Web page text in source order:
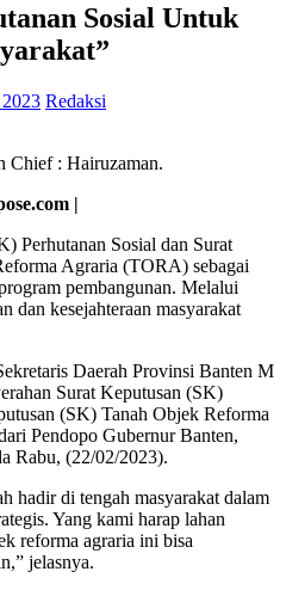
Sosial Untuk
Redaksi
Chief : Hairuzaman.
|
Perhutanan Sosial dan Surat
Agraria (TORA) sebagai
pembangunan. Melalui
dan kesejahteraan masyarakat
Daerah Provinsi Banten M
Surat Keputusan (SK)
(SK) Tanah Objek Reforma
Pendopo Gubernur Banten,
Rabu, (22/02/2023).
hadir di tengah masyarakat dalam
Yang kami harap lahan
reforma agraria ini bisa
jelasnya.